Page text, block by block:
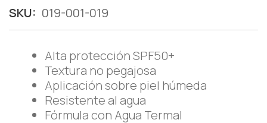
SKU: 019-001-019
Alta protección SPF50+
Textura no pegajosa
Aplicación sobre piel húmeda
Resistente al agua
Fórmula con Agua Termal